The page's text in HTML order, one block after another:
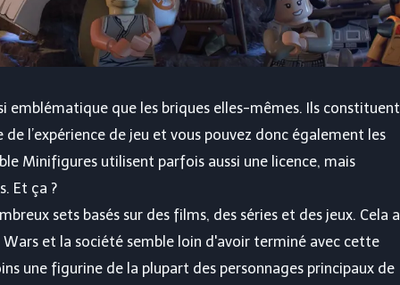
emblématique que les briques elles-mêmes. Ils constituent
l’expérience de jeu et vous pouvez donc également les
Minifigures utilisent parfois aussi une licence, mais
Et ça ?
sets basés sur des films, des séries et des jeux. Cela a
Wars et la société semble loin d'avoir terminé avec cette
une figurine de la plupart des personnages principaux de